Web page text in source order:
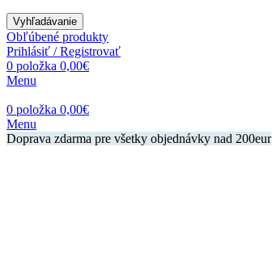
Vyhľadávanie
Obľúbené produkty
Prihlásiť / Registrovať
0 položka 0,00€
Menu
0 položka 0,00€
Menu
Doprava zdarma pre všetky objednávky nad 200eur